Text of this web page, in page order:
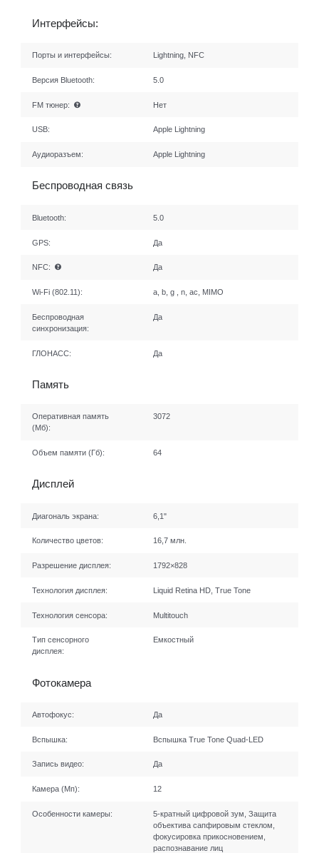
Интерфейсы:
Порты и интерфейсы: Lightning, NFC
Версия Bluetooth: 5.0
FM тюнер: Нет
USB: Apple Lightning
Аудиоразъем: Apple Lightning
Беспроводная связь
Bluetooth: 5.0
GPS: Да
NFC: Да
Wi-Fi (802.11): a, b, g , n, ac, MIMO
Беспроводная
синхронизация:
Да
ГЛОНАСС: Да
Память
Оперативная память
(Мб):
3072
Объем памяти (Гб): 64
Дисплей
Диагональ экрана: 6,1"
Количество цветов: 16,7 млн.
Разрешение дисплея: 1792×828
Технология дисплея: Liquid Retina HD, True Tone
Технология сенсора: Multitouch
Тип сенсорного
дисплея:
Емкостный
Фотокамера
Автофокус: Да
Вспышка: Вспышка True Tone Quad-LED
Запись видео: Да
Камера (Мп): 12
Особенности камеры:
5-кратный цифровой зум, Защита
объектива сапфировым стеклом,
фокусировка прикосновением,
распознавание лиц